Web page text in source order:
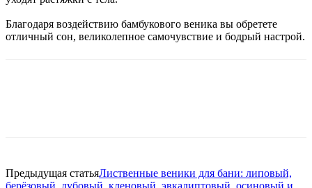
Благодаря воздействию бамбукового веника вы обретете
отличный сон, великолепное самочувствие и бодрый настрой.
Предыдущая статьяЛиственные веники для бани: липовый,